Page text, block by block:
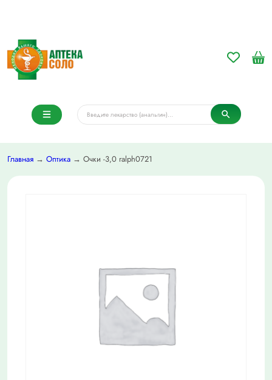
Главная → Оптика → Очки -3,0 ralph0721